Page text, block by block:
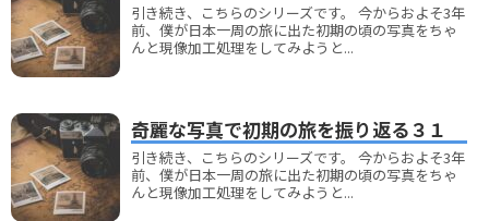
引き続き、こちらのシリーズです。 今からおよそ3年
前、僕が日本一周の旅に出た初期の頃の写真をちゃ
んと現像加工処理をしてみようと...
奇麗な写真で初期の旅を振り返る３１
引き続き、こちらのシリーズです。 今からおよそ3年
前、僕が日本一周の旅に出た初期の頃の写真をちゃ
んと現像加工処理をしてみようと...